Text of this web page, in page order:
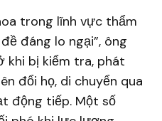
trong lĩnh vực thẩm
đáng lo ngại”, ông
khi bị kiểm tra, phát
đổi họ, di chuyển qua
động tiếp. Một số